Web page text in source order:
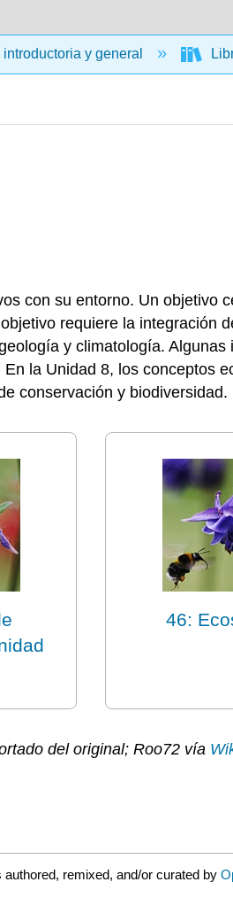
y general
con su entorno. Un objetivo
requiere la integración
y climatología.
la Unidad 8, los conceptos
conservación y biodiversidad.
46:
del original; Roo72 vía
authored, remixed, and/or curated by